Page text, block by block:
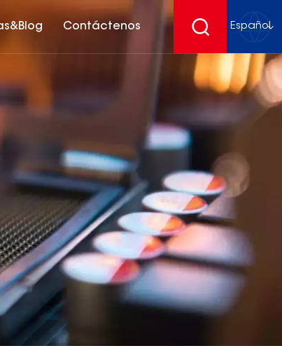
Contáctenos Español
English
Deutsch
español
русский